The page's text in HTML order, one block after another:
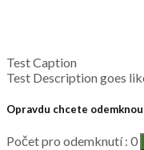
Test Caption
Test Description goes
Opravdu chcete
Počet pro odemknutí : 0